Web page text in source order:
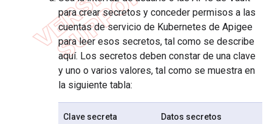
para crear secretos y conceder permisos a las
cuentas de servicio de Kubernetes de Apigee
para leer esos secretos, tal como se describe
aquí. Los secretos deben constar de una clave
y uno o varios valores, tal como se muestra en
la siguiente tabla:
Clave secreta Datos secretos